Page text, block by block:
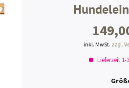
inkl. MwSt. zzgl.
Lieferzeit 1-